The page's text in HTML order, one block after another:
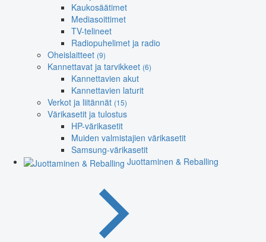
Kaukosäätimet
Mediasoittimet
TV-telineet
Radiopuhelimet ja radio
Oheislaitteet (9)
Kannettavat ja tarvikkeet (6)
Kannettavien akut
Kannettavien laturit
Verkot ja liitännät (15)
Värikasetit ja tulostus
HP-värikasetit
Muiden valmistajien värikasetit
Samsung-värikasetit
Juottaminen & Reballing